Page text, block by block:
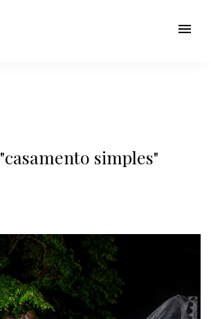
menu
"casamento simples"